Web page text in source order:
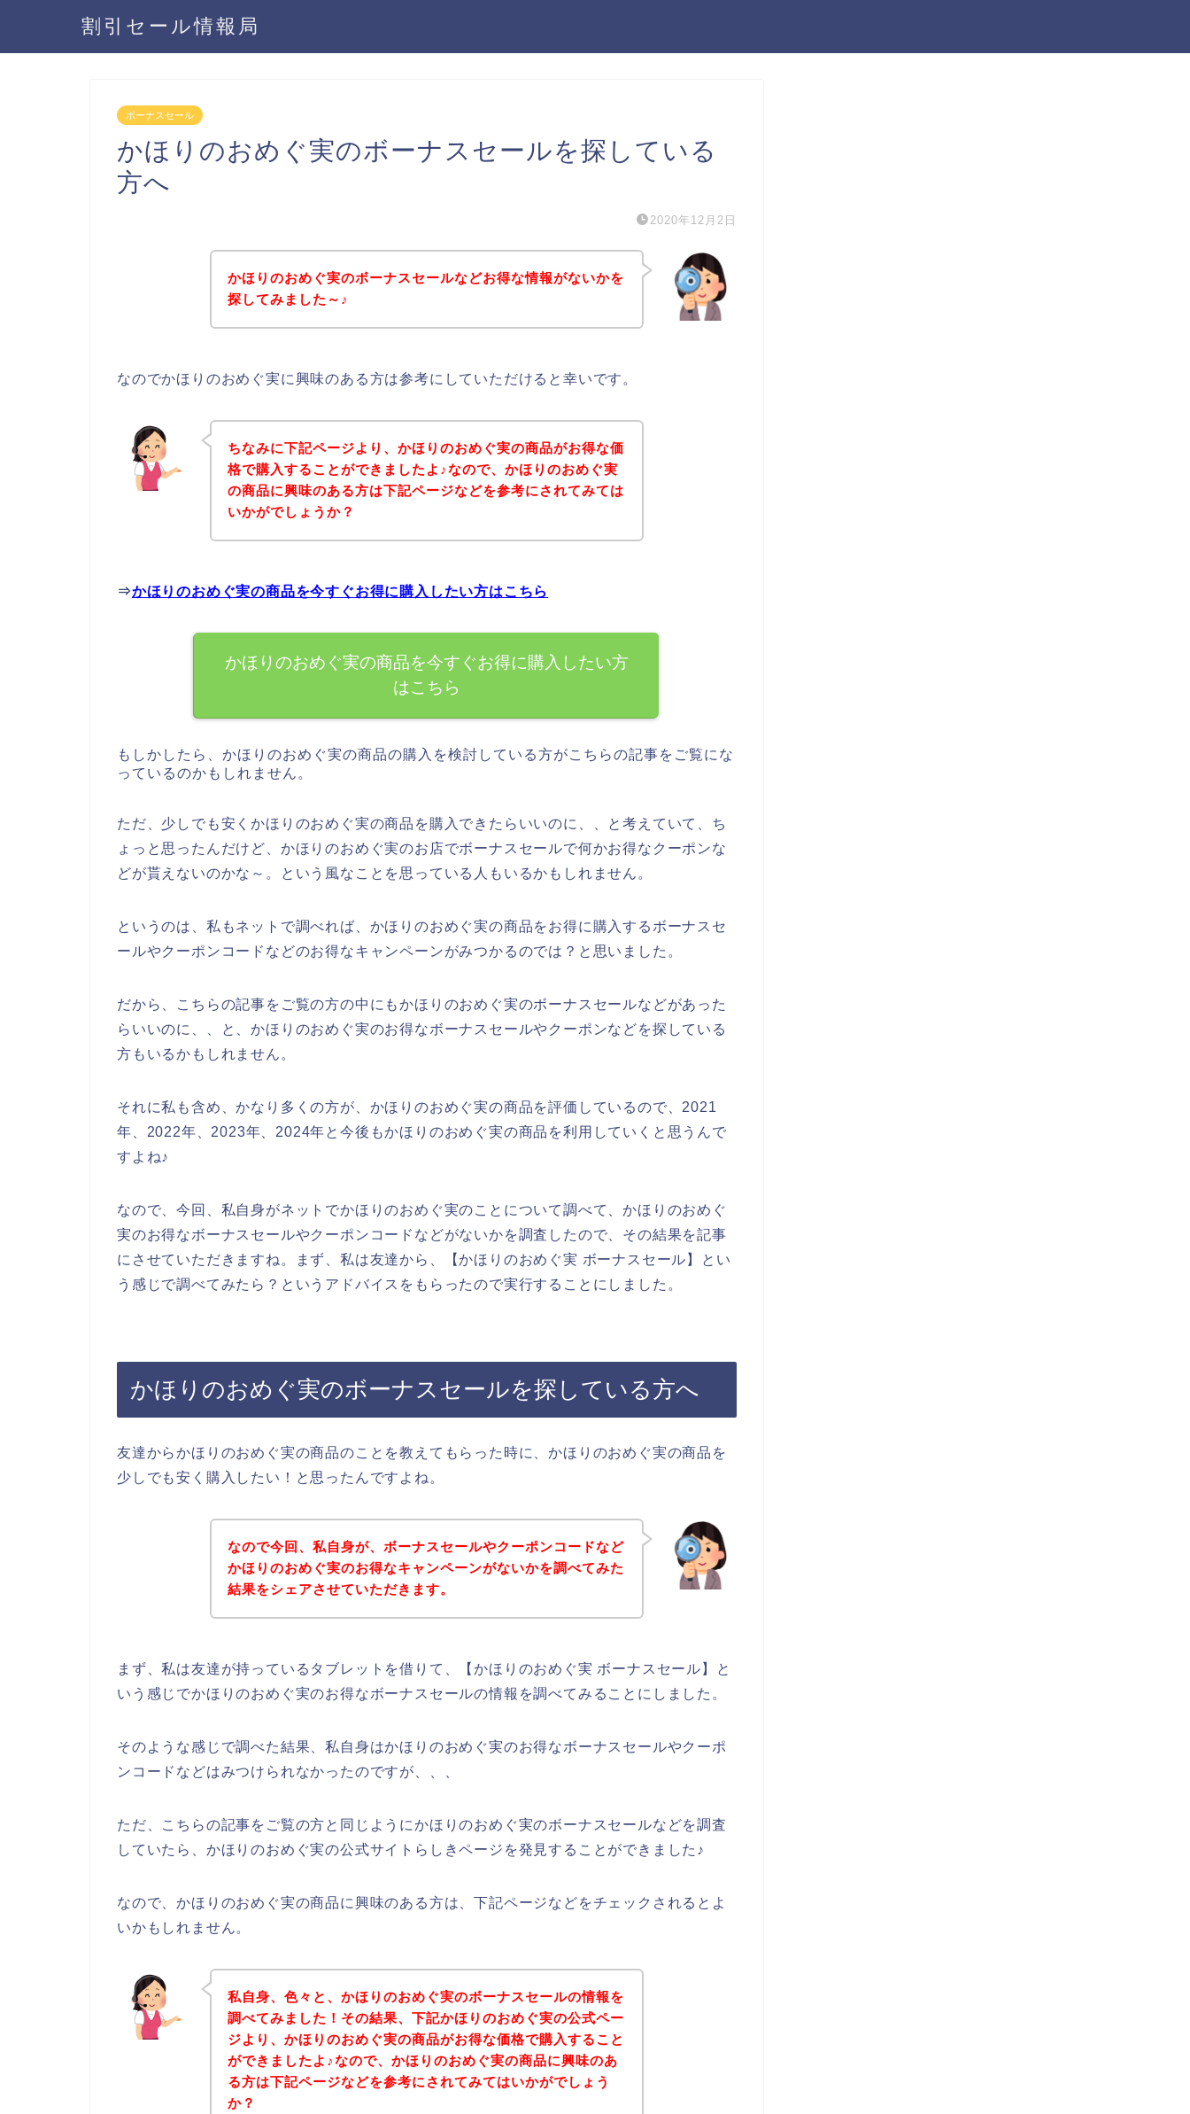
割引セール情報局
ボーナスセール
かほりのおめぐ実のボーナスセールを探している
方へ
2020年12月2日
かほりのおめぐ実のボーナスセールなどお得な情報がないかを
探してみました～♪
なのでかほりのおめぐ実に興味のある方は参考にしていただけると幸いです。
ちなみに下記ページより、かほりのおめぐ実の商品がお得な価
格で購入することができましたよ♪なので、かほりのおめぐ実
の商品に興味のある方は下記ページなどを参考にされてみては
いかがでしょうか？
⇒かほりのおめぐ実の商品を今すぐお得に購入したい方はこちら
かほりのおめぐ実の商品を今すぐお得に購入したい方
はこちら
もしかしたら、かほりのおめぐ実の商品の購入を検討している方がこちらの記事をご覧にな
っているのかもしれません。
ただ、少しでも安くかほりのおめぐ実の商品を購入できたらいいのに、、と考えていて、ち
ょっと思ったんだけど、かほりのおめぐ実のお店でボーナスセールで何かお得なクーポンな
どが貰えないのかな～。という風なことを思っている人もいるかもしれません。
というのは、私もネットで調べれば、かほりのおめぐ実の商品をお得に購入するボーナスセ
ールやクーポンコードなどのお得なキャンペーンがみつかるのでは？と思いました。
だから、こちらの記事をご覧の方の中にもかほりのおめぐ実のボーナスセールなどがあった
らいいのに、、と、かほりのおめぐ実のお得なボーナスセールやクーポンなどを探している
方もいるかもしれません。
それに私も含め、かなり多くの方が、かほりのおめぐ実の商品を評価しているので、2021
年、2022年、2023年、2024年と今後もかほりのおめぐ実の商品を利用していくと思うんで
すよね♪
なので、今回、私自身がネットでかほりのおめぐ実のことについて調べて、かほりのおめぐ
実のお得なボーナスセールやクーポンコードなどがないかを調査したので、その結果を記事
にさせていただきますね。まず、私は友達から、【かほりのおめぐ実 ボーナスセール】とい
う感じで調べてみたら？というアドバイスをもらったので実行することにしました。
かほりのおめぐ実のボーナスセールを探している方へ
友達からかほりのおめぐ実の商品のことを教えてもらった時に、かほりのおめぐ実の商品を
少しでも安く購入したい！と思ったんですよね。
なので今回、私自身が、ボーナスセールやクーポンコードなど
かほりのおめぐ実のお得なキャンペーンがないかを調べてみた
結果をシェアさせていただきます。
まず、私は友達が持っているタブレットを借りて、【かほりのおめぐ実 ボーナスセール】と
いう感じでかほりのおめぐ実のお得なボーナスセールの情報を調べてみることにしました。
そのような感じで調べた結果、私自身はかほりのおめぐ実のお得なボーナスセールやクーポ
ンコードなどはみつけられなかったのですが、、、
ただ、こちらの記事をご覧の方と同じようにかほりのおめぐ実のボーナスセールなどを調査
していたら、かほりのおめぐ実の公式サイトらしきページを発見することができました♪
なので、かほりのおめぐ実の商品に興味のある方は、下記ページなどをチェックされるとよ
いかもしれません。
私自身、色々と、かほりのおめぐ実のボーナスセールの情報を
調べてみました！その結果、下記かほりのおめぐ実の公式ペー
ジより、かほりのおめぐ実の商品がお得な価格で購入すること
ができましたよ♪なので、かほりのおめぐ実の商品に興味のあ
る方は下記ページなどを参考にされてみてはいかがでしょう
か？